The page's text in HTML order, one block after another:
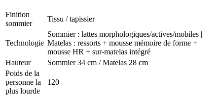
Finition
sommier
Tissu / tapissier
Technologie
Sommier : lattes morphologiques/actives/mobiles |
Matelas : ressorts + mousse mémoire de forme +
mousse HR + sur-matelas intégré
Hauteur
Sommier 34 cm / Matelas 28 cm
Poids de la
personne la
plus lourde
120